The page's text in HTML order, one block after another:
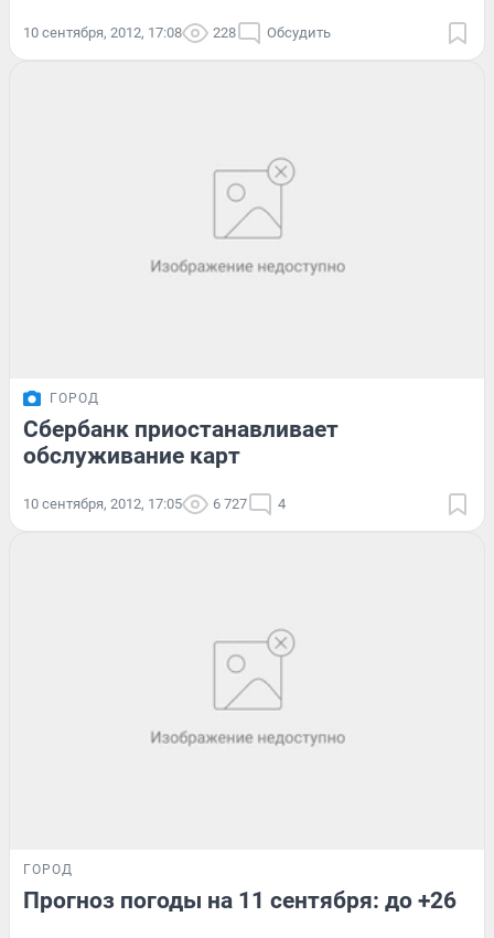
10 сентября, 2012, 17:08 228 Обсудить
ГОРОД
Сбербанк приостанавливает
обслуживание карт
10 сентября, 2012, 17:05 6 727 4
ГОРОД
Прогноз погоды на 11 сентября: до +26